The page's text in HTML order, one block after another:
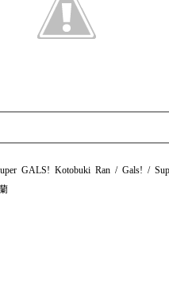
GALS! Kotobuki Ran / Gals! /